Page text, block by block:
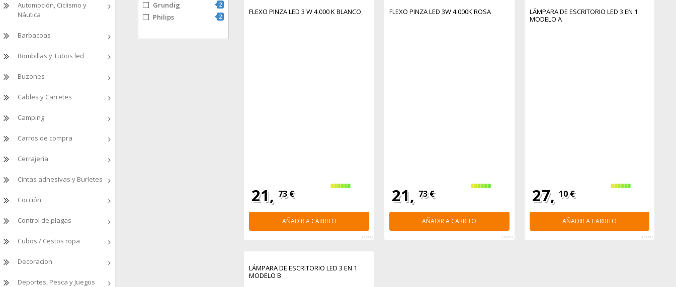
Automoción, Ciclismo y
Náutica
Barbacoas
Bombillas y Tubos led
Buzones
Cables y Carretes
Camping
Carros de compra
Cerrajeria
Cintas adhesivas y Burletes
Cocción
Control de plagas
Cubos / Cestos ropa
Decoracion
Deportes, Pesca y Juegos
Grundig 2
Philips 2
FLEXO PINZA LED 3 W 4.000 K BLANCO
21, 73 €
AÑADIR A CARRITO
370993
FLEXO PINZA LED 3W 4.000K ROSA
21, 73 €
AÑADIR A CARRITO
370991
LÁMPARA DE ESCRITORIO LED 3 EN 1
MODELO A
27, 10 €
AÑADIR A CARRITO
370987
LÁMPARA DE ESCRITORIO LED 3 EN 1
MODELO B